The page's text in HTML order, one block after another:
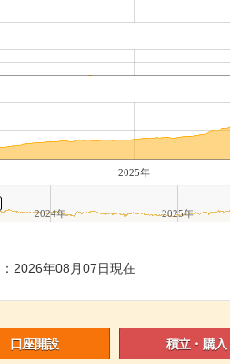
2025年
2024年 2025年
2026年08月07日現在
口座開設 積立・購入